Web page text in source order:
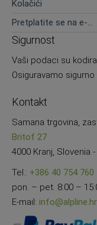
Kolačići
Pretplatite se na e-
Sigurnost
Vaši podaci su
Osiguravamo
Kontakt
Samana trgovina,
Britof 27
4000 Kranj, Slovenia -
Tel.: +386 40 754 760
pon. – pet. 8:00 –
E-mail: info@alpline.hr